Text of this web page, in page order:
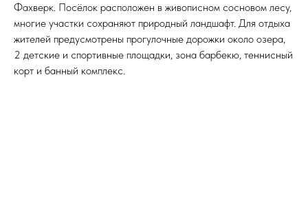
Фахверк. Посёлок расположен в живописном сосновом лесу,
многие участки сохраняют природный ландшафт. Для отдыха
жителей предусмотрены прогулочные дорожки около озера,
2 детские и спортивные площадки, зона барбекю, теннисный
корт и банный комплекс.